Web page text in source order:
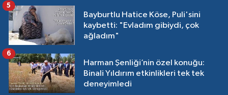
Bayburtlu Hatice Köse, Puli'sini
kaybetti: "Evladım gibiydi, çok
ağladım"
5
Harman Şenliği’nin özel konuğu:
Binali Yıldırım etkinlikleri tek tek
deneyimledi
6